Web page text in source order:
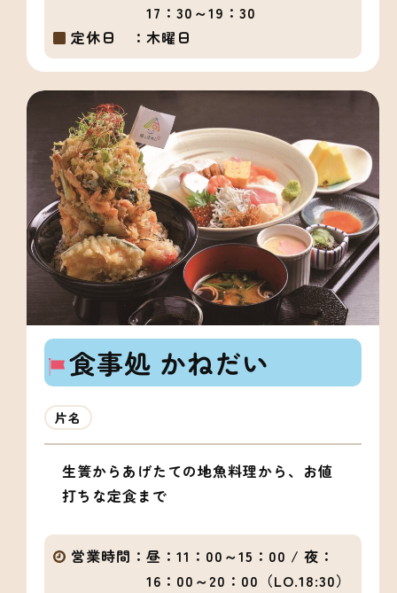
17：30～19：30
定休日 ： 木曜日
食事処 かねだい
片名
生簀からあげたての地魚料理から、お値
打ちな定食まで
営業時間： 昼：11：00～15：00 / 夜：
16：00～20：00（LO.18:30）